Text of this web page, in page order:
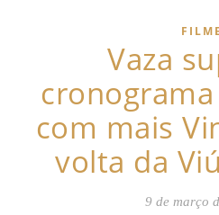
FILME
Vaza
com mais
volta da
9 de março